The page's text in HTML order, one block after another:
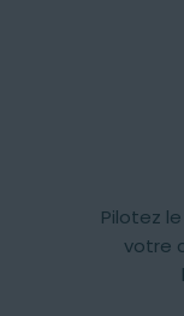
Pilotez
votre